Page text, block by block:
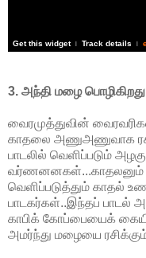
Get this widget | Track details |
3. அந்தி மழை
வைரமுத்துவின்
காதலை அணுஅணுவாக
பாடலில் வெளிப்படும்
வர்ணனனகள்...காதலனும்
வெளிப்படுத்தும் காதல்
பாடகர்கள்..இந்தப் பாடல்
காபிக் கோப்பையைக்
அமர்ந்து மழையை ரசிக்கும்